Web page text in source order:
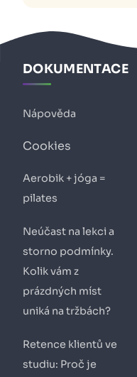
DOKUMENTACE
Nápověda
Cookies
Aerobik + jóga =
pilates
Neúčast na lekci a
storno podmínky.
Kolik vám z
prázdných míst
uniká na tržbách?
Retence klientů ve
studiu: Proč je